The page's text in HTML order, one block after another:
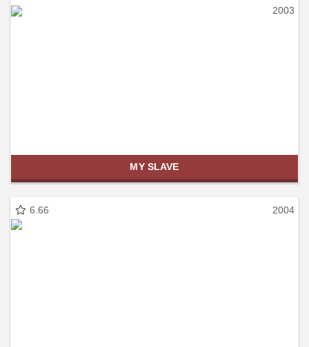
2003
MY SLAVE
6.66 2004